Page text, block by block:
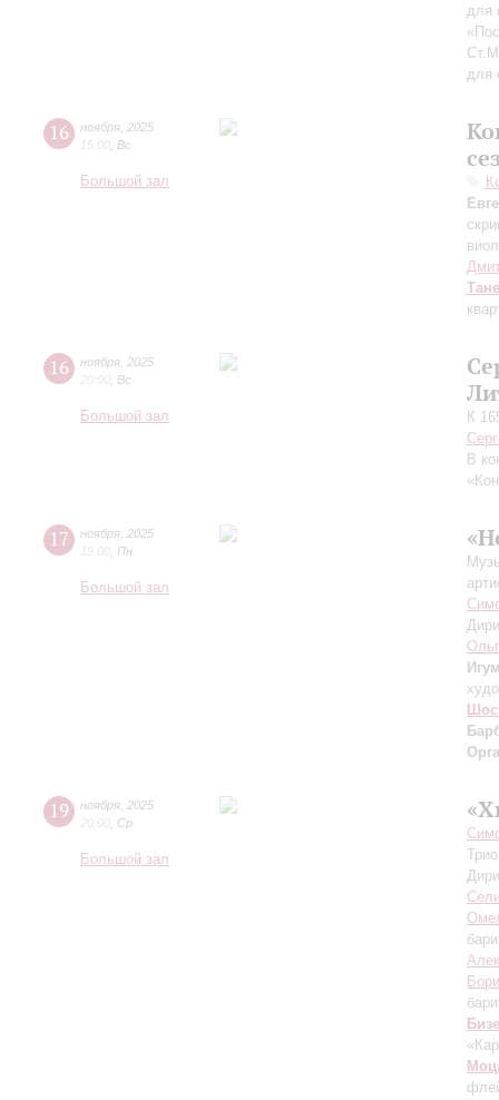
для
для
16 ноября 2025
15:00 Вс
Большой зал
16 ноября 2025
20:00 Вс
Большой зал
К
В
17 ноября 2025
19:00 Пн
Большой зал
19 ноября 2025
20:00 Ср
Большой зал
Бизе